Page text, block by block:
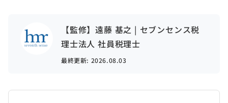
【監修】遠藤 基之 | セブンセンス税
理士法人 社員税理士
最終更新: 2026.08.03